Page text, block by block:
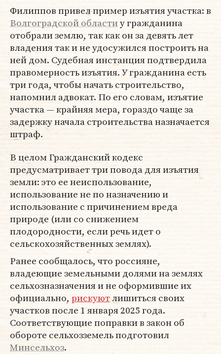
Филиппов привел пример изъятия участка: в
Волгоградской областиу гражданина
отобрали землю, так как он за девять лет
владения так и не удосужился построить на
ней дом. Судебная инстанция подтвердила
правомерность изъятия. У гражданина есть
три года, чтобы начать строительство,
напомнил адвокат. По его словам, изъятие
участка — крайняя мера, гораздо чаще за
задержку начала строительства назначается
штраф.
В целом Гражданский кодекс
предусматривает три повода для изъятия
земли: это ее неиспользование,
использование не по назначению и
использование с причинением вреда
природе (или со снижением
плодородности, если речь идет о
сельскохозяйственных землях).
Ранее сообщалось, что россияне,
владеющие земельными долями на землях
сельхозназначения и не оформившие их
официально,рискуютлишиться своих
участков после 1 января 2025 года.
Соответствующие поправки в закон об
обороте сельхозземель подготовил
Минсельхоз.